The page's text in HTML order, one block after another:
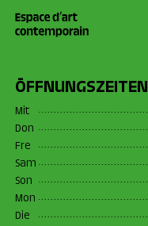
ÖFFNUNGSZEITEN
Mit
Don
Fre
Sam
Son
Mon
Die